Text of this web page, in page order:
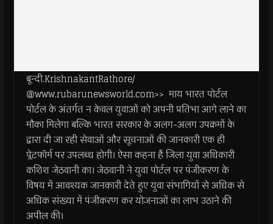
बून्दी.KrishnakantRathore/
@www.rubarunewsworld.com>> माय भारत पोर्टल
पोर्टल के अंतर्गत न केवल युवाओं को अपनी प्रतिभा आगे लाने का
मौका मिलेगा बल्कि भारत सरकार के अलग-अलग उपक्रमों के
द्वारा दी जा रही सेवाओं और सूचनाओं की जानकारी एक ही
प्लेटफॉर्म पर उपलब्ध होगी। ऐसा कहना हैं जिला युवा अधिकारी
कशिश जेठवानी का। जेठवानी ने युवा पोर्टल पर पंजीकरण के
विषय में आवश्यक जानकारी देते हुए युवा संभागियों से अधिक से
अधिक संख्या में पंजीकरण कर योजनाओं का लाभ उठाने की
अपील की।